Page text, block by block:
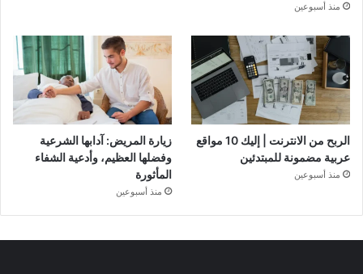
منذ أسبوعين
الربح من الانترنت | إليك 10 مواقع
عربية مضمونة للمبتدئين
منذ أسبوعين
زيارة المريض: آدابها الشرعية
وفضلها العظيم، وأدعية الشفاء
المأثورة
منذ أسبوعين